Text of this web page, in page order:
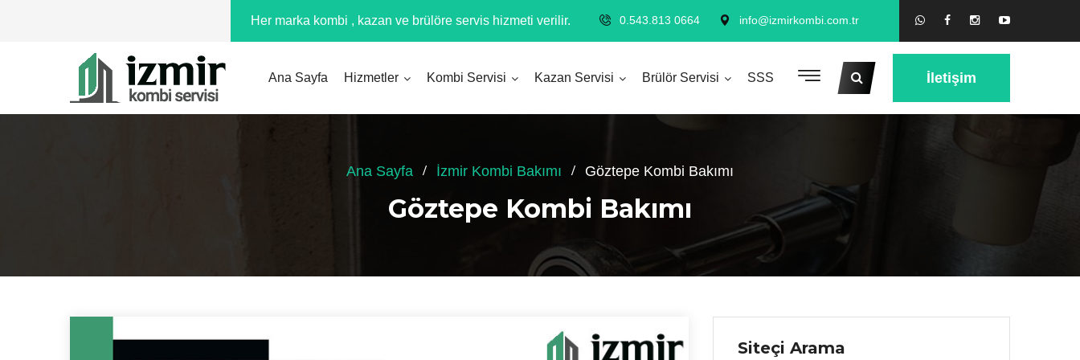
Her marka kombi , kazan ve brülöre servis hizmeti verilir. 0.543.813 0664 info@izmirkombi.com.tr
Ana Sayfa Hizmetler Kombi Servisi Kazan Servisi Brülör Servisi SSS İletişim
Ana Sayfa İzmir Kombi Bakımı Göztepe Kombi Bakımı
Göztepe Kombi Bakımı
Siteçi Arama